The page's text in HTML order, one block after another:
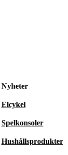
Nyheter
Elcykel
Spelkonsoler
Hushållsprodukter